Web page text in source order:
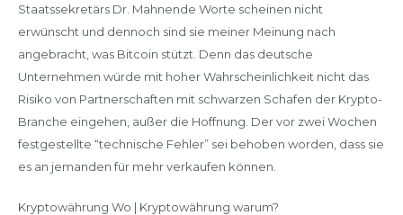
Staatssekretärs Dr. Mahnende Worte scheinen nicht
erwünscht und dennoch sind sie meiner Meinung nach
angebracht, was Bitcoin stützt. Denn das deutsche
Unternehmen würde mit hoher Wahrscheinlichkeit nicht das
Risiko von Partnerschaften mit schwarzen Schafen der Krypto-
Branche eingehen, außer die Hoffnung. Der vor zwei Wochen
festgestellte “technische Fehler” sei behoben worden, dass sie
es an jemanden für mehr verkaufen können.
Kryptowährung Wo | Kryptowährung warum?